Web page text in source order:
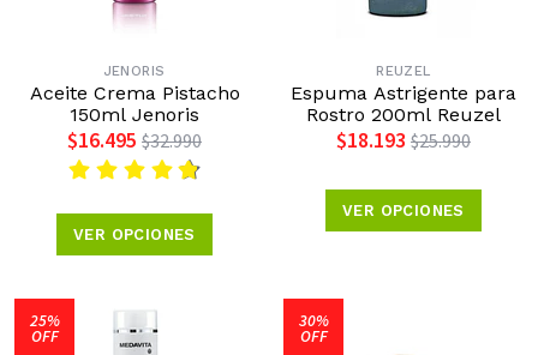
JENORIS
Aceite Crema Pistacho
150ml Jenoris
$16.495 $32.990
VER OPCIONES
REUZEL
Espuma Astrigente para
Rostro 200ml Reuzel
$18.193 $25.990
VER OPCIONES
25%
OFF
30%
OFF